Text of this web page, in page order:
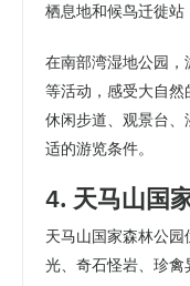
栖息地和候鸟迁徙站
在南部湾湿地公园
等活动，感受大自
休闲步道、观景台
适的游览条件。
4. 天马山国
天马山国家森林公
光、奇石怪岩、珍